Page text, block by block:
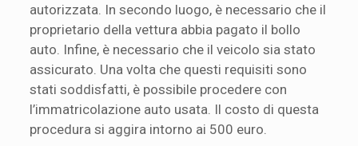
autorizzata. In secondo luogo, è necessario che il
proprietario della vettura abbia pagato il bollo
auto. Infine, è necessario che il veicolo sia stato
assicurato. Una volta che questi requisiti sono
stati soddisfatti, è possibile procedere con
l’immatricolazione auto usata. Il costo di questa
procedura si aggira intorno ai 500 euro.